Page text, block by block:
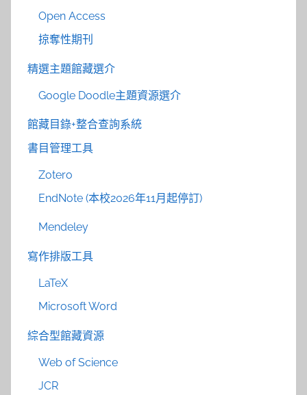
Open Access
掠奪性期刊
精選主題館藏選介
Google Doodle主題資源選介
館藏目錄+整合查詢系統
書目管理工具
Zotero
EndNote (本校2026年11月起停訂)
Mendeley
寫作排版工具
LaTeX
Microsoft Word
綜合型館藏資源
Web of Science
JCR